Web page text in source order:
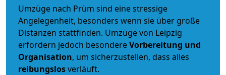
Umzüge nach Prüm sind eine stressige
Angelegenheit, besonders wenn sie über große
Distanzen stattfinden. Umzüge von Leipzig
erfordern jedoch besondereVorbereitung und
Organisation, um sicherzustellen, dass alles
reibungslosverläuft.